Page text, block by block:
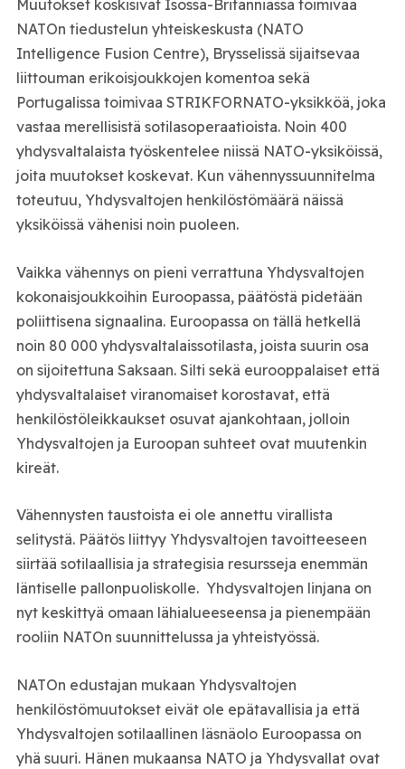
Muutokset koskisivat Isossa-Britanniassa toimivaa
NATOn tiedustelun yhteiskeskusta (NATO
Intelligence Fusion Centre), Brysselissä sijaitsevaa
liittouman erikoisjoukkojen komentoa sekä
Portugalissa toimivaa STRIKFORNATO-yksikköä, joka
vastaa merellisistä sotilasoperaatioista. Noin 400
yhdysvaltalaista työskentelee niissä NATO-yksiköissä,
joita muutokset koskevat. Kun vähennyssuunnitelma
toteutuu, Yhdysvaltojen henkilöstömäärä näissä
yksiköissä vähenisi noin puoleen.
Vaikka vähennys on pieni verrattuna Yhdysvaltojen
kokonaisjoukkoihin Euroopassa, päätöstä pidetään
poliittisena signaalina. Euroopassa on tällä hetkellä
noin 80 000 yhdysvaltalaissotilasta, joista suurin osa
on sijoitettuna Saksaan. Silti sekä eurooppalaiset että
yhdysvaltalaiset viranomaiset korostavat, että
henkilöstöleikkaukset osuvat ajankohtaan, jolloin
Yhdysvaltojen ja Euroopan suhteet ovat muutenkin
kireät.
Vähennysten taustoista ei ole annettu virallista
selitystä. Päätös liittyy Yhdysvaltojen tavoitteeseen
siirtää sotilaallisia ja strategisia resursseja enemmän
läntiselle pallonpuoliskolle. Yhdysvaltojen linjana on
nyt keskittyä omaan lähialueeseensa ja pienempään
rooliin NATOn suunnittelussa ja yhteistyössä.
NATOn edustajan mukaan Yhdysvaltojen
henkilöstömuutokset eivät ole epätavallisia ja että
Yhdysvaltojen sotilaallinen läsnäolo Euroopassa on
yhä suuri. Hänen mukaansa NATO ja Yhdysvallat ovat